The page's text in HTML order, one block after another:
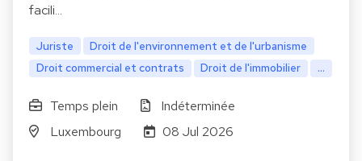
facili…
Juriste
Droit de l'environnement et de l'urbanisme
Droit commercial et contrats
Droit de l'immobilier ...
Temps plein
Indéterminée
Luxembourg
08 Jul 2026